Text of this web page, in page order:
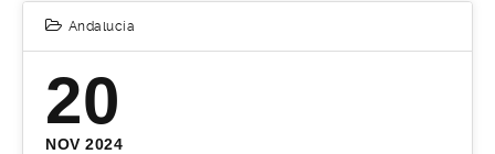
Andalucía
20
NOV 2024